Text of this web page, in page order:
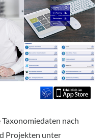
nach
Projekten unter